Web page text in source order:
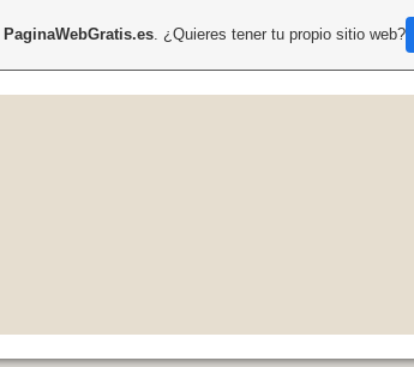
PaginaWebGratis.es. ¿Quieres tener tu propio sitio web?